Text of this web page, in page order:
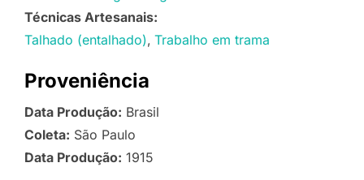
Técnicas Artesanais:
Talhado (entalhado) Trabalho em trama
Proveniência
Data Produção: Brasil
Coleta: São Paulo
Data Produção: 1915